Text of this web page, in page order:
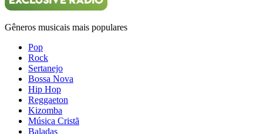
Gêneros musicais mais populares
Pop
Rock
Sertanejo
Bossa Nova
Hip Hop
Reggaeton
Kizomba
Música Cristã
Baladas